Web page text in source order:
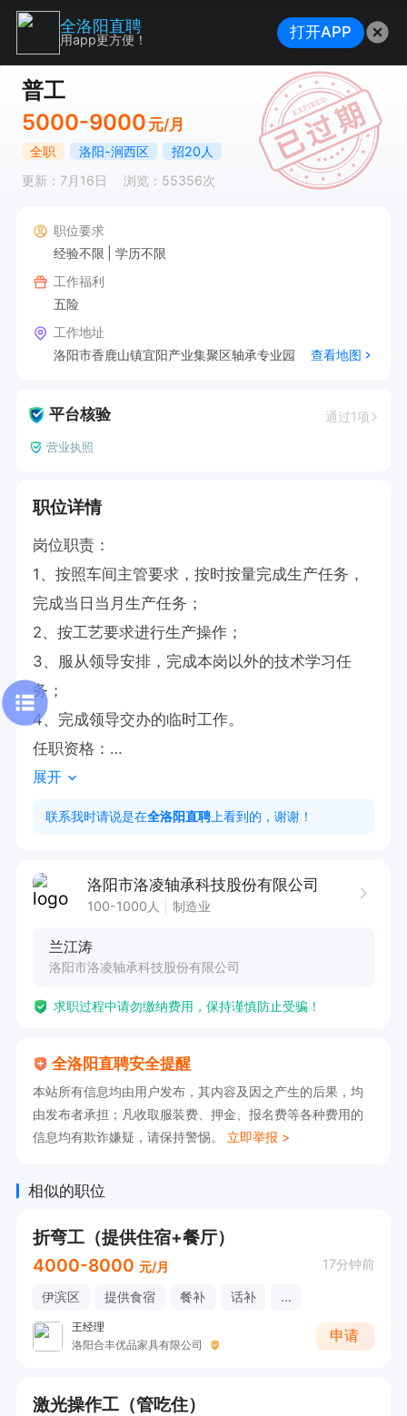
普工
5000-9000 元/月
全职 洛阳-涧西区
招20人
更新：7月16日
浏览：55356次
职位要求
经验不限
学历不限
工作福利
五险
工作地址
洛阳市香鹿山镇宜阳产业集聚区轴承专业园
查看地图
平台核验 通过1项
营业执照
职位详情
岗位职责：
1、按照车间主管要求，按时按量完成生产任务，
完成当日当月生产任务；
2、按工艺要求进行生产操作；
3、服从领导安排，完成本岗以外的技术学习任
务；
4、完成领导交办的临时工作。
任职资格：
1、45以下；
2、吃苦耐劳，有责任心。
业。市内坐54路车 辛店镇政府下车，往东第一个
【点击申请职位，线上投递简历，即可电话联系
展开
联系我时请说是在全洛阳直聘 上看到的，谢谢！
洛阳市洛凌轴承科技股份有限公司
100-1000人 制造业
兰江涛
洛阳市洛凌轴承科技股份有限公司
求职过程中请勿缴纳费用，保持谨慎防止受骗！
全洛阳直聘安全提醒
本站所有信息均由用户发布，其内容及因之产生的后果，均
由发布者承担；凡收取服装费、押金、报名费等各种费用的
信息均有欺诈嫌疑，请保持警惕。 立即举报 >
相似的职位
折弯工（提供住宿+餐厅）
4000-8000 元/月 17分钟前
伊滨区 提供食宿 餐补 话补 ...
王经理
洛阳合丰优品家具有限公司
申请
激光操作工（管吃住）
全洛阳直聘
用app更方便！ 打开APP